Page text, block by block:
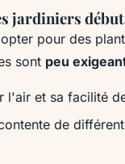
jardiniers
pour des
sont peu
l'air et sa facilité
de